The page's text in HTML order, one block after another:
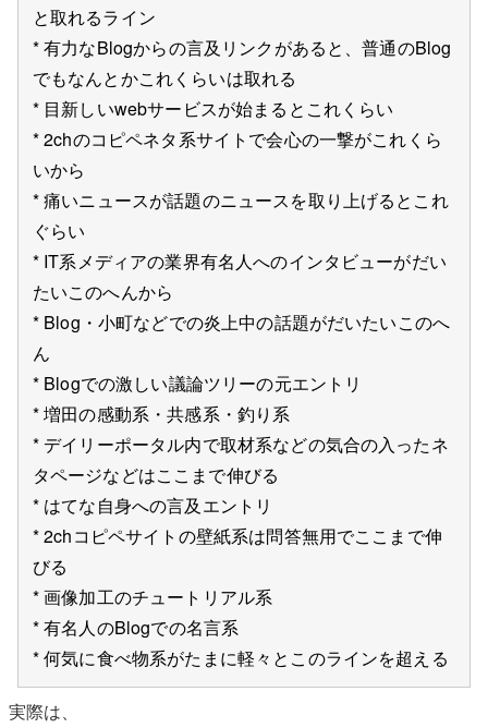
と取れるライン
* 有力なBlogからの言及リンクがあると、普通のBlog
でもなんとかこれくらいは取れる
* 目新しいwebサービスが始まるとこれくらい
* 2chのコピペネタ系サイトで会心の一撃がこれくら
いから
* 痛いニュースが話題のニュースを取り上げるとこれ
ぐらい
* IT系メディアの業界有名人へのインタビューがだい
たいこのへんから
* Blog・小町などでの炎上中の話題がだいたいこのへ
ん
* Blogでの激しい議論ツリーの元エントリ
* 増田の感動系・共感系・釣り系
* デイリーポータル内で取材系などの気合の入ったネ
タページなどはここまで伸びる
* はてな自身への言及エントリ
* 2chコピペサイトの壁紙系は問答無用でここまで伸
びる
* 画像加工のチュートリアル系
* 有名人のBlogでの名言系
* 何気に食べ物系がたまに軽々とこのラインを超える
実際は、